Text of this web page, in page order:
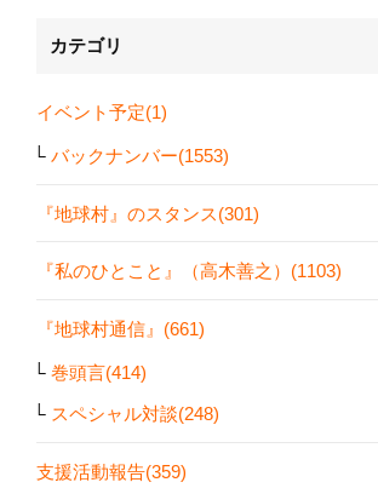
カテゴリ
イベント予定(1)
バックナンバー(1553)
『地球村』のスタンス(301)
『私のひとこと』（高木善之）(1103)
『地球村通信』(661)
巻頭言(414)
スペシャル対談(248)
支援活動報告(359)